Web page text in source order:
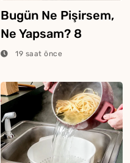
Bugün Ne Pişirsem,
Ne Yapsam? 8
Ağustos 2026
19 saat önce